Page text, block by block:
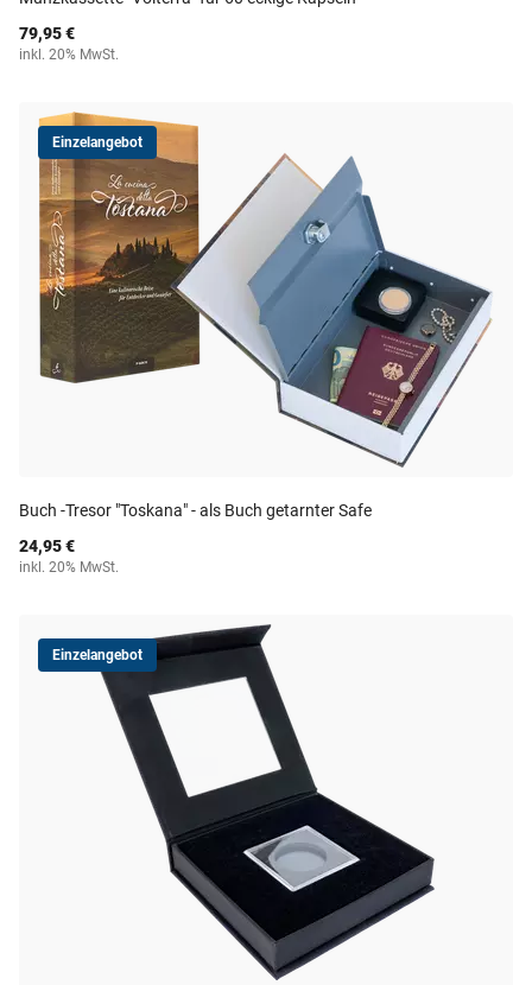
79,95 €
inkl. 20% MwSt.
Einzelangebot
Buch -Tresor "Toskana" - als Buch getarnter Safe
24,95 €
inkl. 20% MwSt.
Einzelangebot